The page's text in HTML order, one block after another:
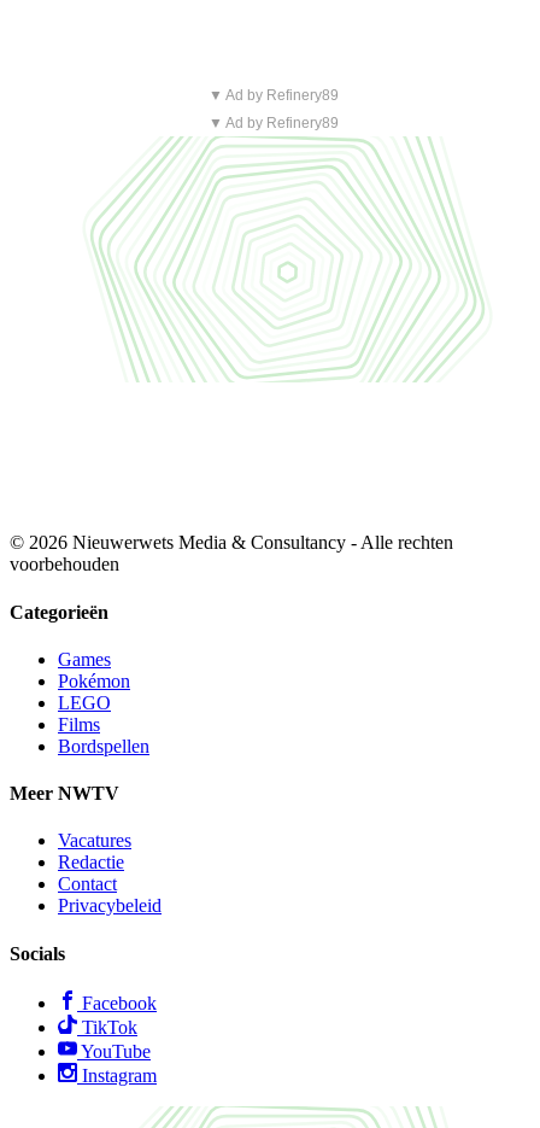
▼ Ad by Refinery89
▼ Ad by Refinery89
© 2026 Nieuwerwets Media & Consultancy - Alle rechten
voorbehouden
Categorieën
Games
Pokémon
LEGO
Films
Bordspellen
Meer NWTV
Vacatures
Redactie
Contact
Privacybeleid
Socials
Facebook
TikTok
YouTube
Instagram